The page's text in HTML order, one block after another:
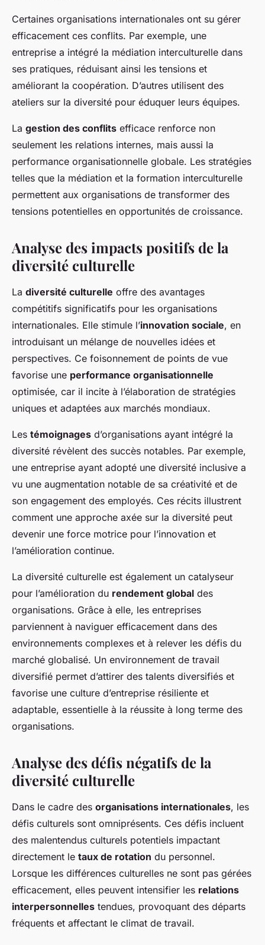
Certaines organisations internationales ont su gérer
efficacement ces conflits. Par exemple, une
entreprise a intégré la médiation interculturelle dans
ses pratiques, réduisant ainsi les tensions et
améliorant la coopération. D’autres utilisent des
ateliers sur la diversité pour éduquer leurs équipes.
La gestion des conflits efficace renforce non
seulement les relations internes, mais aussi la
performance organisationnelle globale. Les stratégies
telles que la médiation et la formation interculturelle
permettent aux organisations de transformer des
tensions potentielles en opportunités de croissance.
Analyse des impacts positifs de la
diversité culturelle
La diversité culturelle offre des avantages
compétitifs significatifs pour les organisations
internationales. Elle stimule l’innovation sociale, en
introduisant un mélange de nouvelles idées et
perspectives. Ce foisonnement de points de vue
favorise une performance organisationnelle
optimisée, car il incite à l’élaboration de stratégies
uniques et adaptées aux marchés mondiaux.
Les témoignages d’organisations ayant intégré la
diversité révèlent des succès notables. Par exemple,
une entreprise ayant adopté une diversité inclusive a
vu une augmentation notable de sa créativité et de
son engagement des employés. Ces récits illustrent
comment une approche axée sur la diversité peut
devenir une force motrice pour l’innovation et
l’amélioration continue.
La diversité culturelle est également un catalyseur
pour l’amélioration du rendement global des
organisations. Grâce à elle, les entreprises
parviennent à naviguer efficacement dans des
environnements complexes et à relever les défis du
marché globalisé. Un environnement de travail
diversifié permet d’attirer des talents diversifiés et
favorise une culture d’entreprise résiliente et
adaptable, essentielle à la réussite à long terme des
organisations.
Analyse des défis négatifs de la
diversité culturelle
Dans le cadre des organisations internationales, les
défis culturels sont omniprésents. Ces défis incluent
des malentendus culturels potentiels impactant
directement le taux de rotation du personnel.
Lorsque les différences culturelles ne sont pas gérées
efficacement, elles peuvent intensifier les relations
interpersonnelles tendues, provoquant des départs
fréquents et affectant le climat de travail.